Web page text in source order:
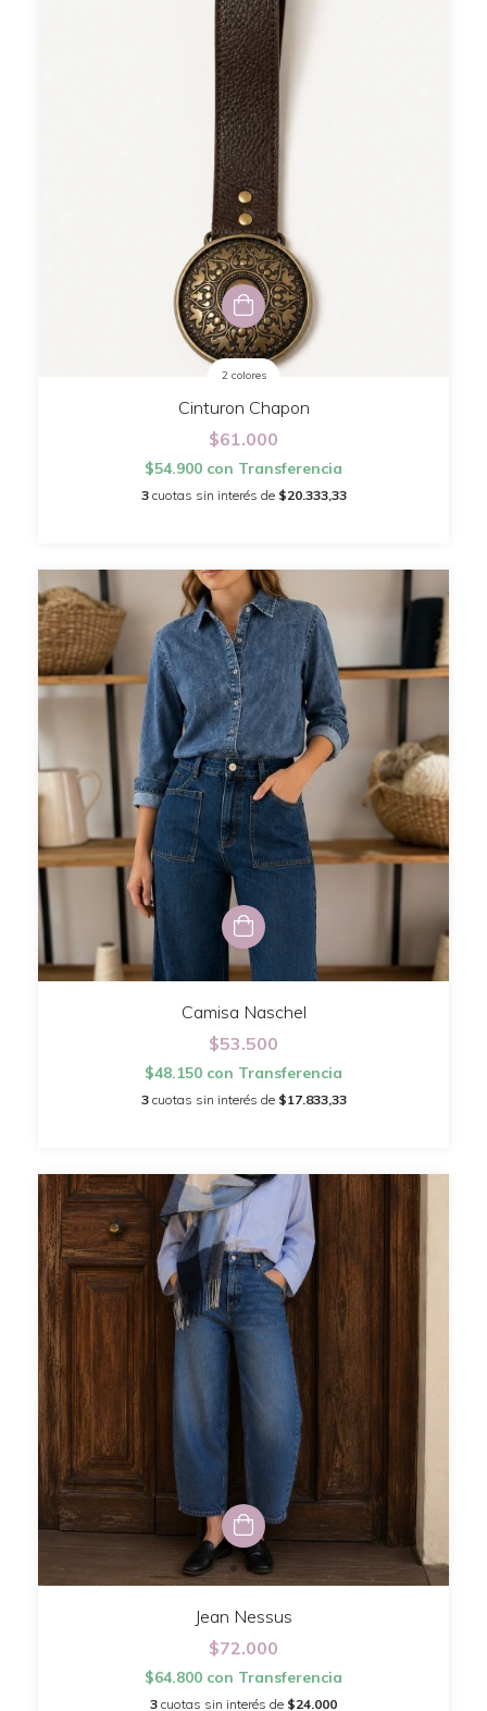
2 colores
Cinturon Chapon
$61.000
$54.900 con Transferencia
3 cuotas sin interés de $20.333,33
Camisa Naschel
$53.500
$48.150 con Transferencia
3 cuotas sin interés de $17.833,33
Jean Nessus
$72.000
$64.800 con Transferencia
3 cuotas sin interés de $24.000